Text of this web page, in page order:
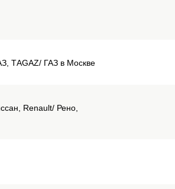
ТАGAZ/ ГАЗ в Москве
Renault/ Рено,